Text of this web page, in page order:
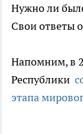
Нужно ли
Свои ответы
Напомним, в
Республики
этапа